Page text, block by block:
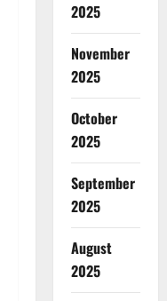
2025
November
2025
October
2025
September
2025
August
2025